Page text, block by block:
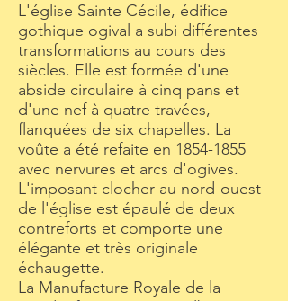
L'église Sainte Cécile, édifice
gothique ogival a subi différentes
transformations au cours des
siècles. Elle est formée d'une
abside circulaire à cinq pans et
d'une nef à quatre travées,
flanquées de six chapelles. La
voûte a été refaite en 1854-1855
avec nervures et arcs d'ogives.
L'imposant clocher au nord-ouest
de l'église est épaulé de deux
contreforts et comporte une
élégante et très originale
échaugette.
La Manufacture Royale de la